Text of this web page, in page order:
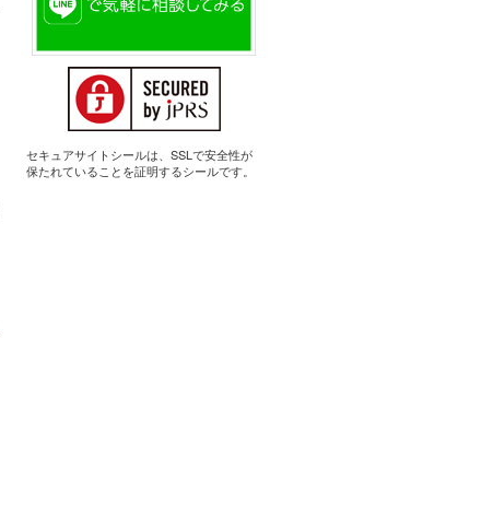
セキュアサイトシールは、SSLで安全性が
保たれていることを証明するシールです。